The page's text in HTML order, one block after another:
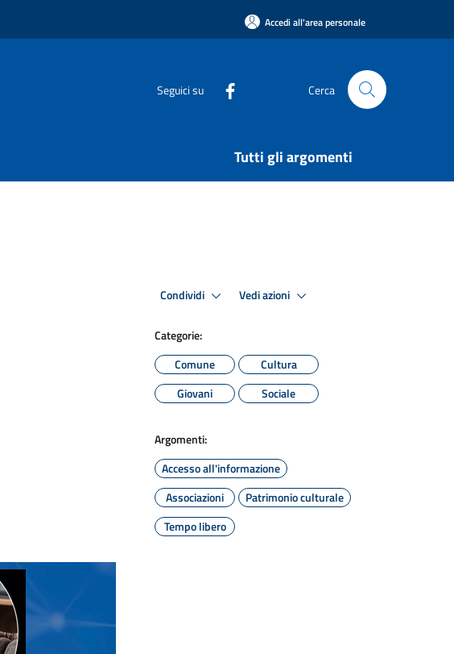
Accedi all'area personale
Seguici su Cerca
Tutti gli argomenti
Condividi Vedi azioni
Categorie:
Comune
Cultura
Giovani
Sociale
Argomenti:
Accesso all'informazione
Associazioni
Patrimonio culturale
Tempo libero